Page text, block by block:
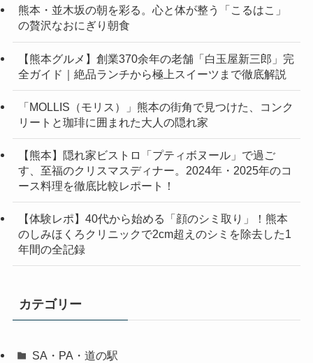
熊本・並木坂の朝を彩る。心と体が整う「こるはこ」
の贅沢なおにぎり朝食
【熊本グルメ】創業370余年の老舗「白玉屋新三郎」完
全ガイド｜絶品ランチから極上スイーツまで徹底解説
「MOLLIS（モリス）」熊本の街角で見つけた、コンク
リートと珈琲に囲まれた大人の隠れ家
【熊本】隠れ家ビストロ「プティボヌール」で過ご
す、至福のクリスマスディナー。2024年・2025年のコ
ース料理を徹底比較レポート！
【体験レポ】40代から始める「顔のシミ取り」！熊本
のしみほくろクリニックで2cm超えのシミを除去した1
年間の全記録
カテゴリー
SA・PA・道の駅